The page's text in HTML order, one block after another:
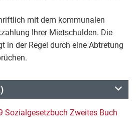
mit dem kommunalen
Ihrer Mietschulden. Die
in der Regel durch eine Abtretung
Sozialgesetzbuch Zweites Buch